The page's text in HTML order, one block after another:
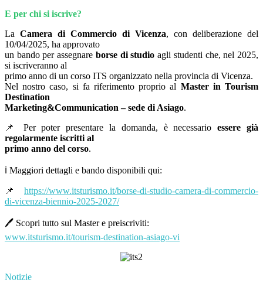
E per chi si iscrive?
La Camera di Commercio di Vicenza, con deliberazione del
10/04/2025, ha approvato
un bando per assegnare borse di studio agli studenti che, nel 2025,
si iscriveranno al
primo anno di un corso ITS organizzato nella provincia di Vicenza.
Nel nostro caso, si fa riferimento proprio al Master in Tourism
Destination
Marketing&Communication – sede di Asiago.
📌 Per poter presentare la domanda, è necessarioessere già
regolarmente iscritti al
primo anno del corso.
ℹ️ Maggiori dettagli e bando disponibili qui:
📌 https://www.itsturismo.it/borse-di-studio-camera-di-commercio-
di-vicenza-biennio-2025-2027/
🖊 Scopri tutto sul Master e preiscriviti:
www.itsturismo.it/tourism-destination-asiago-vi
Notizie